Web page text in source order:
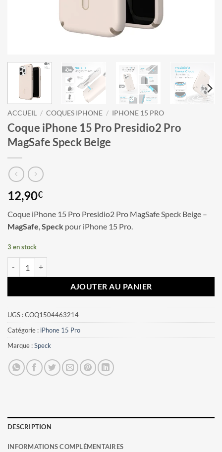
ACCUEIL / COQUES IPHONE / IPHONE 15 PRO
Coque iPhone 15 Pro Presidio2 Pro
MagSafe Speck Beige
12,90€
Coque iPhone 15 Pro Presidio2 Pro MagSafe Speck Beige –
MagSafe,Speck pour iPhone 15 Pro.
3 en stock
AJOUTER AU PANIER
UGS :COQ1504463214
Catégorie : iPhone 15 Pro
Marque :Speck
DESCRIPTION
INFORMATIONS COMPLÉMENTAIRES